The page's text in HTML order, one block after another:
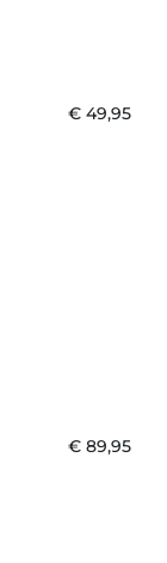
€ 49,95
€ 89,95